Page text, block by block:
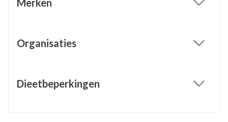
Merken
Organisaties
Dieetbeperkingen